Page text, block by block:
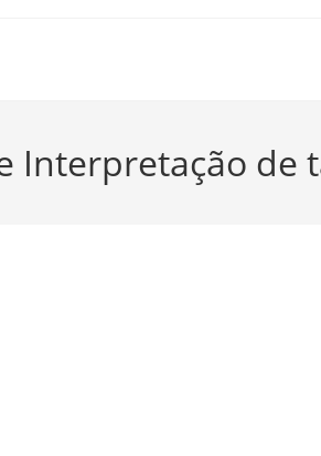
Interpretação de